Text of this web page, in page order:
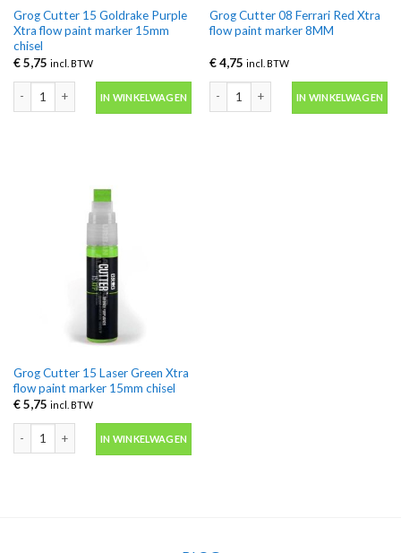
Grog Cutter 15 Goldrake Purple
Xtra flow paint marker 15mm
chisel
€5,75 incl. BTW
IN WINKELWAGEN
Grog Cutter 08 Ferrari Red Xtra
flow paint marker 8MM
€4,75 incl. BTW
IN WINKELWAGEN
Grog Cutter 15 Laser Green Xtra
flow paint marker 15mm chisel
€5,75 incl. BTW
Grog Cutter 15 Laser Green Xtra flow paint marker 15mm chisel aantal
IN WINKELWAGEN